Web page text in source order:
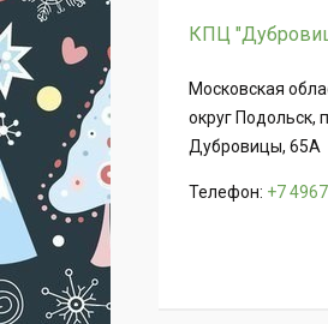
КПЦ
Московская
округ Подольск,
Дубровицы, 65А
Телефон: +7